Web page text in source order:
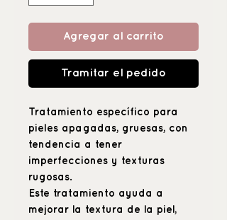
Agregar al carrito
Tramitar el pedido
Tratamiento específico para
pieles apagadas, gruesas, con
tendencia a tener
imperfecciones y texturas
rugosas.
Este tratamiento ayuda a
mejorar la textura de la piel,